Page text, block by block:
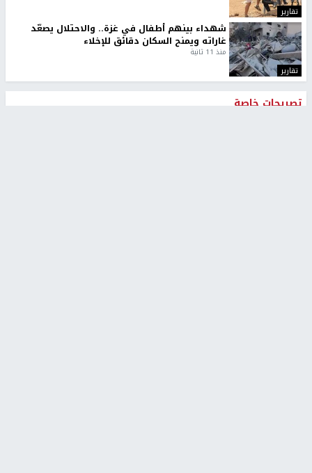
تقارير
تقارير
شهداء بينهم أطفال في غزة.. والاحتلال يصعّد
غاراته ويمنح السكان دقائق للإخلاء
منذ 11 ثانية
تصريحات خاصة